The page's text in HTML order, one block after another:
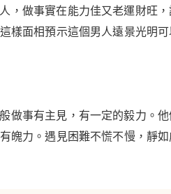
，做事實在能力佳又老運財旺
樣面相預示這個男人遠景光明
做事有主見，有一定的毅力。
魄力。遇見困難不慌不慢，靜